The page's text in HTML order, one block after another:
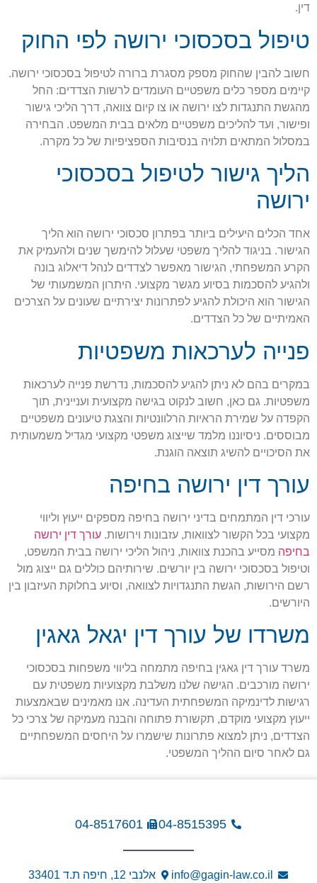
דין.
טיפול בסכסוכי ירושה לפי החוק
חשוב להבין שהחוק מספק מסגרת ברורה לטיפול בסכסוכי ירושה.
קיימים מספר כלים משפטיים העומדים לרשות הצדדים: החל
מהגשת התנגדות לצו ירושה או צו קיום צוואה, דרך הליכי גישור
ופישור, ועד להליכים משפטיים מלאים בבית המשפט. הבחירה
במסלול המתאים תלויה בנסיבות הספציפיות של כל מקרה.
הליך גישור לטיפול בסכסוכי
ירושה
אחד הכלים היעילים ביותר בפתרון סכסוכי ירושה הוא הליך
הגישור. בניגוד להליך משפטי שעלול להימשך שנים ולהעמיק את
הקרע המשפחתי, הגישור מאפשר לצדדים לנהל דיאלוג בונה
ולהגיע להסכמות בסיוע מגשר מקצועי. היתרון המשמעותי של
הגישור הוא היכולת להגיע לפתרונות יצירתיים שעונים על הצרכים
האמיתיים של כל הצדדים.
פנייה לערכאות משפטיות
במקרים בהם לא ניתן להגיע להסכמות, נדרשת פנייה לערכאות
משפטיות. גם כאן, חשוב לנקוט בגישה מקצועית ועניינית, תוך
הקפדה על שמירת הראיות הרלוונטיות והצגת טיעונים משפטיים
מבוססים. ניסיוננו מלמד שייצוג משפטי מקצועי מגדיל משמעותית
את הסיכויים להשיג תוצאה הוגנת.
עורך דין ירושה בחיפה
עורכי דין המתמחים בדיני ירושה בחיפה מספקים ייעוץ וליווי
מקצועי בכל הקשור לצוואות, עזבונות וירושות. עורך דין ירושה
בחיפה מסייע בהכנת צוואות, ניהול הליכי ירושה בבית המשפט,
וטיפול בסכסוכי ירושה בין יורשים. שירותיהם כוללים גם ייצוג מול
רשם הירושות, הגשת התנגדויות לצוואה, וסיוע בחלוקת העיזבון בין
היורשים.
משרדו של עורך דין יגאל גאגין
משרד עורך דין גאגין בחיפה מתמחה בליווי משפחות בסכסוכי
ירושה מורכבים. הגישה שלנו משלבת מקצועיות משפטית עם
רגישות לדינמיקה המשפחתית העדינה. אנו מאמינים שבאמצעות
ייעוץ מקצועי מוקדם, תקשורת פתוחה והבנה מעמיקה של צרכי כל
הצדדים, ניתן למצוא פתרונות שישמרו על היחסים המשפחתיים
גם לאחר סיום ההליך המשפטי.
04-8515395
04-8517601
info@gagin-law.co.il אלנבי 12, חיפה ת.ד 33401